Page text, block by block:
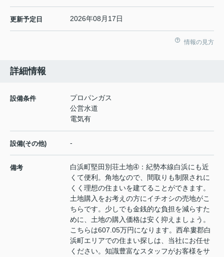
更新予定日 2026年08月17日
情報の見方
詳細情報
設備条件
プロパンガス
公営水道
電気有
設備(その他) -
備考
白浜町堅田別荘土地➃：紀勢本線白浜にも近
くて便利。角地なので、間取りも制限されに
くく理想の住まいを建てることができます。
土地購入をお考えの方にイチオシの売地がこ
ちらです。少しでも金銭的な負担を減らすた
めに、土地の購入価格は安く抑えましょう。
こちらは607.05万円になります。西牟婁郡白
浜町エリアでの住まい探しは、当社にお任せ
ください。知識豊富なスタッフがお客様をサ